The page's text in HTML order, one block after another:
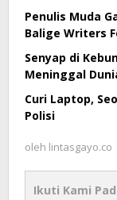
Penulis Muda
Balige Writers
Senyap di
Meninggal
Curi Laptop,
Polisi
oleh lintasgayo.co
Ikuti Kami